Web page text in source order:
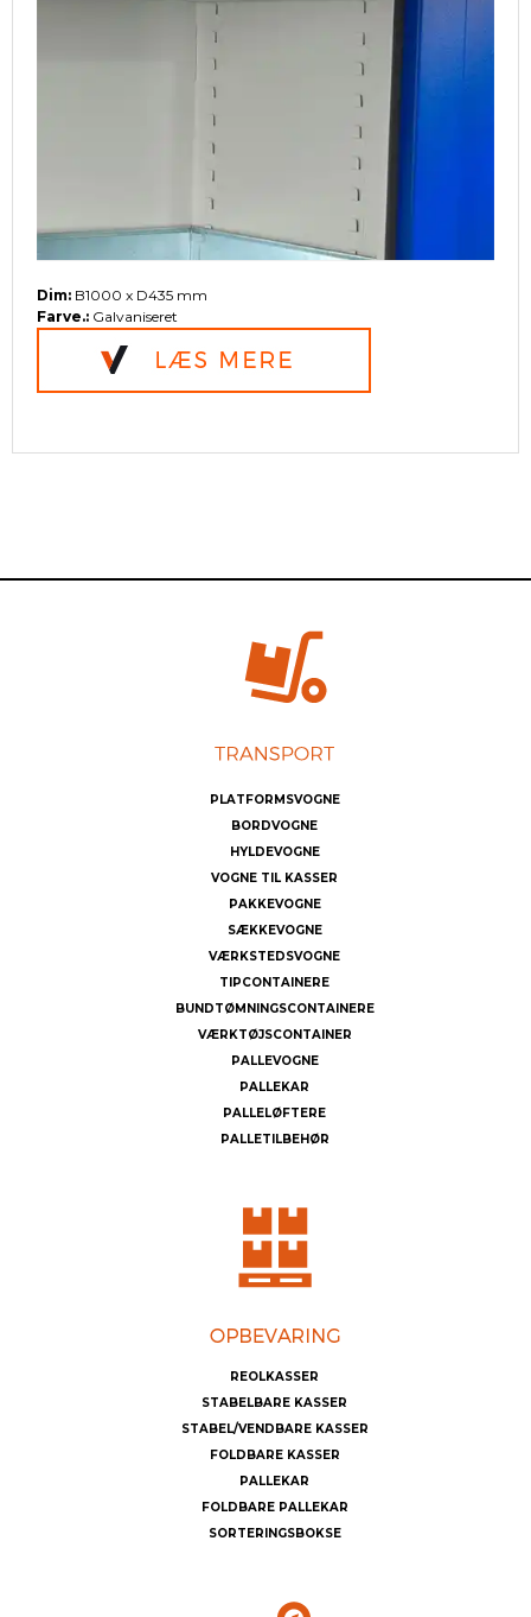
Dim: B1000 x D435 mm
Farve.: Galvaniseret
PLATFORMSVOGNE
BORDVOGNE
HYLDEVOGNE
VOGNE TIL KASSER
PAKKEVOGNE
SÆKKEVOGNE
VÆRKSTEDSVOGNE
TIPCONTAINERE
BUNDTØMNINGSCONTAINERE
VÆRKTØJSCONTAINER
PALLEVOGNE
PALLEKAR
PALLELØFTERE
PALLETILBEHØR
REOLKASSER
STABELBARE KASSER
STABEL/VENDBARE KASSER
FOLDBARE KASSER
PALLEKAR
FOLDBARE PALLEKAR
SORTERINGSBOKSE